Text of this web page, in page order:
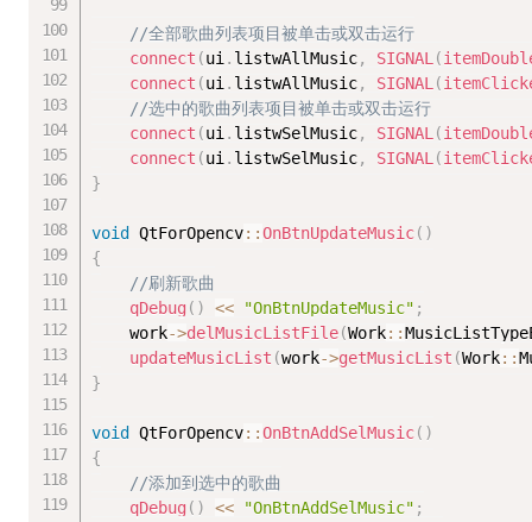
//全部歌曲列表项目被单击或双击运行
connect (ui. listwAllMusic, SIGNAL(
connect (ui. listwAllMusic, SIGNAL(
//选中的歌曲列表项目被单击或双击运行
connect (ui. listwSelMusic, SIGNAL(
connect (ui. listwSelMusic, SIGNAL(
}
void QtForOpencv::OnBtnUpdateMusic( )
{
//刷新歌曲
qDebug ( ) << "OnBtnUpdateMusic" ;
	work
->delMusicListFile(Work::
updateMusicList (work->getMusicList (Work::
}
void QtForOpencv::OnBtnAddSelMusic( )
{
//添加到选中的歌曲
qDebug ( ) << "OnBtnAddSelMusic" ;